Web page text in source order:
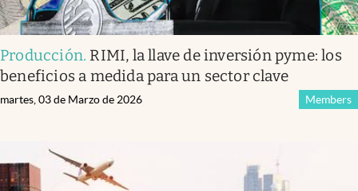
Producción. RIMI, la llave de inversión pyme: los
beneficios a medida para un sector clave
Members
martes, 03 de Marzo de 2026